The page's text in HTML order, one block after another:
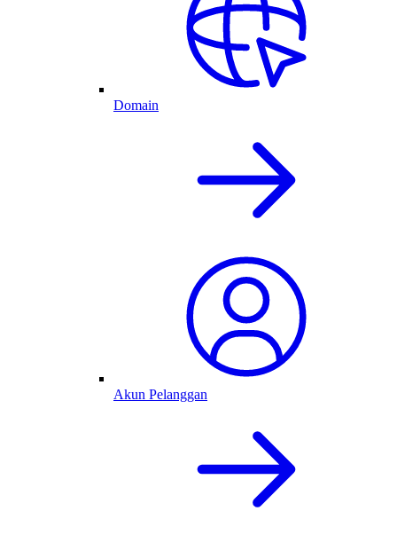
Domain
Akun Pelanggan